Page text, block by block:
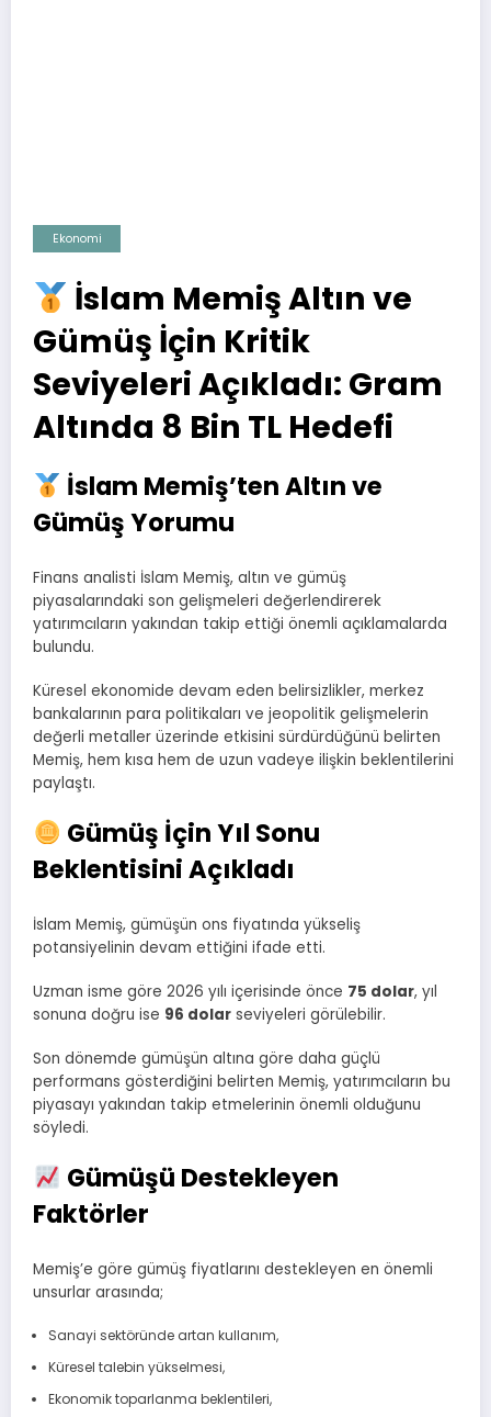
Ekonomi
İslam Memiş Altın ve
Gümüş İçin Kritik
Seviyeleri Açıkladı: Gram
Altında 8 Bin TL Hedefi
İslam Memiş’ten Altın ve
Gümüş Yorumu
Finans analisti İslam Memiş, altın ve gümüş
piyasalarındaki son gelişmeleri değerlendirerek
yatırımcıların yakından takip ettiği önemli açıklamalarda
bulundu.
Küresel ekonomide devam eden belirsizlikler, merkez
bankalarının para politikaları ve jeopolitik gelişmelerin
değerli metaller üzerinde etkisini sürdürdüğünü belirten
Memiş, hem kısa hem de uzun vadeye ilişkin beklentilerini
paylaştı.
Gümüş İçin Yıl Sonu
Beklentisini Açıkladı
İslam Memiş, gümüşün ons fiyatında yükseliş
potansiyelinin devam ettiğini ifade etti.
Uzman isme göre 2026 yılı içerisinde önce 75 dolar, yıl
sonuna doğru ise 96 dolar seviyeleri görülebilir.
Son dönemde gümüşün altına göre daha güçlü
performans gösterdiğini belirten Memiş, yatırımcıların bu
piyasayı yakından takip etmelerinin önemli olduğunu
söyledi.
Gümüşü Destekleyen
Faktörler
Memiş’e göre gümüş fiyatlarını destekleyen en önemli
unsurlar arasında;
Sanayi sektöründe artan kullanım,
Küresel talebin yükselmesi,
Ekonomik toparlanma beklentileri,